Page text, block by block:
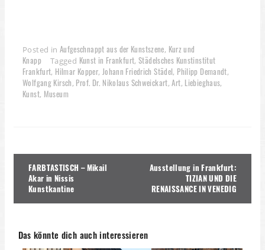
Posted in Aufgeschnappt aus der Kunstszene, Kurz und
Knapp
Tagged Kunst in Frankfurt, Städelsches Kunstinstitut
Frankfurt, Hilmar Kopper, Johann Friedrich Städel, Philipp Demandt,
Wolfgang Kirsch, Prof. Dr. Nikolaus Schweickart,Art, Liebieghaus,
Kunst, Museum
Beitragsnavigation
FARBTASTISCH – Mikail
Akar in Nissis
Kunstkantine
Ausstellung in Frankfurt:
TIZIAN UND DIE
RENAISSANCE IN VENEDIG
Das könnte dich auch interessieren